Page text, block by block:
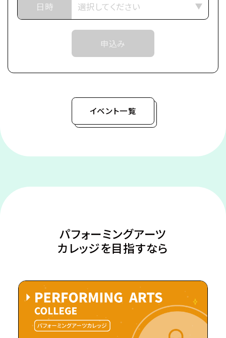
予約確定のご連絡をいたします。
それまでは予約完了しておりませんので
予めご了承ください。
※中学生以上の方が対象となります。
©カバネリ製作委員会
世界中に産業革命の波が押し寄せ、
近世から近代に移り変わろうとした頃、
突如として不死の怪物が現れた。
後にカバネと呼ばれる事になるそれらは、
鋼鉄の皮膜に覆われた心臓を持ち、
カバネは爆発的に増殖し、
全世界を覆い尽くしていった。
極東の島国である日ノ本（ひのもと）で、
通称・駿城（はやじろ）の一つ、
生駒たちは、同じくカバネから「海門」を奪取せんとす
「海門」の地にはある“秘密”が
隠されていたのだった――。
・公式HP：https://kabaneri.com/
日時
申込み
イベント一覧
パフォーミングアーツ
カレッジを目指すなら